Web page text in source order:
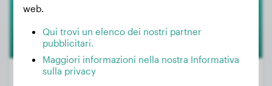
web.
Qui trovi un elenco dei nostri partner
pubblicitari.
Maggiori informazioni nella nostra Informativa
sulla privacy